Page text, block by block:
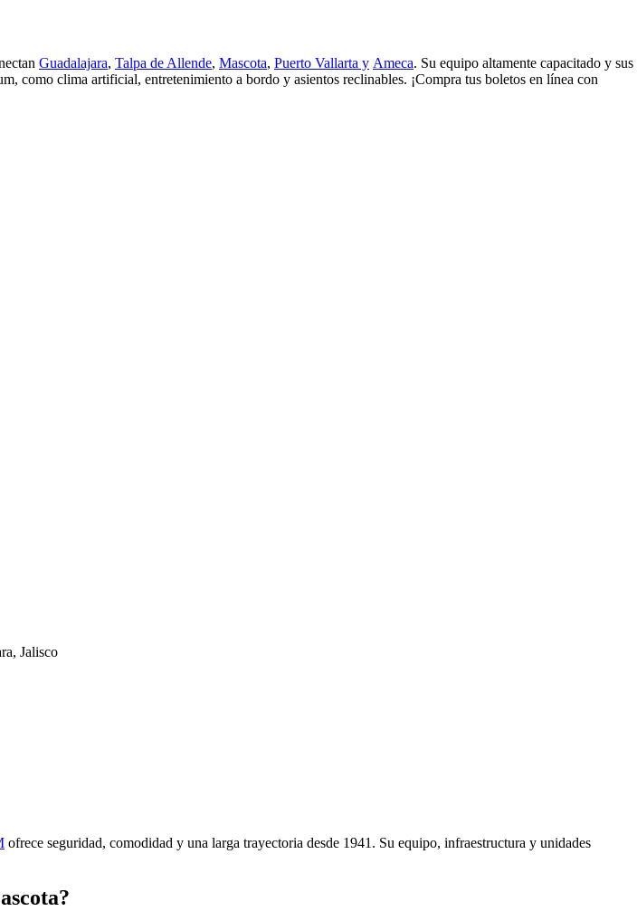
Guadalajara, Talpa de Allende, Mascota, Puerto Vallarta y Ameca. Su equipo altamente capacitado y sus
como clima artificial, entretenimiento a bordo y asientos reclinables. ¡Compra tus boletos en línea con
Jalisco
ofrece seguridad, comodidad y una larga trayectoria desde 1941. Su equipo, infraestructura y unidades